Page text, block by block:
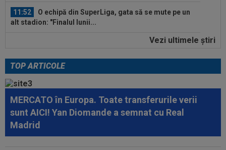
11:52
O echipă din SuperLiga, gata să se mute pe un
alt stadion: "Finalul lunii...
La 11 ani de când a înjurat-o și a dat-o afară pe
12:54
A plecat de la Rapid, a dat în judecată clubul și
îi cere o avere: 15 salarii!
12:54 Lovitură de teatru: Rodri!
12:35
Peluza Nord, întâlnire de gradul zero cu
Vezi ultimele ştiri
TOP ARTICOLE
MERCATO în Europa. Toate transferurile verii
sunt AICI! Yan Diomande a semnat cu Real
Madrid